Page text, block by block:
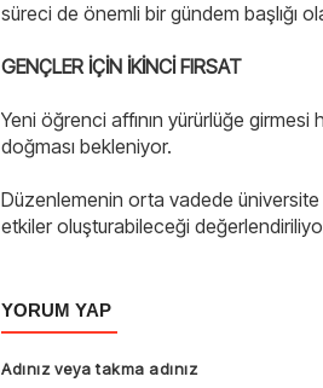
süreci de önemli bir gündem başlığı
GENÇLER İÇİN İKİNCİ FIRSAT
Yeni öğrenci affının yürürlüğe girmesi
doğması bekleniyor.
Düzenlemenin orta vadede üniversite
etkiler oluşturabileceği
YORUM YAP
Adınız veya takma adınız